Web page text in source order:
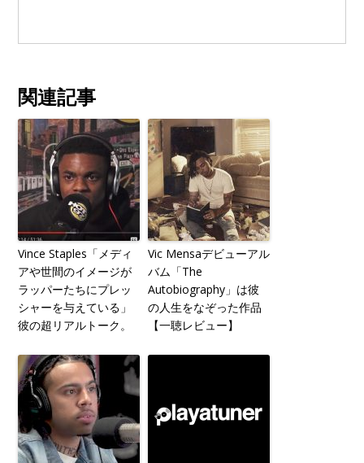
関連記事
Vince Staples「メディ
アや世間のイメージが
ラッパーたちにプレッ
シャーを与えている」
彼の超リアルトーク。
Vic Mensaデビューアル
バム「The
Autobiography」は彼
の人生をなぞった作品
【一聴レビュー】